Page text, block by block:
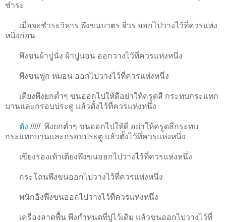
ชำระ
เมื่อจะชำระวิหาร พึงขนบาตร จีวร ออกไปวางไว้ที่ควรแห่ง
หนึ่งก่อน
พึงขนผ้าปูนั่ง ผ้าปูนอน ออกวางไว้ที่ควรแห่งหนึ่ง
พึงขนฟูก หมอน ออกไปวางไว้ที่ควรแห่งหนึ่ง
เตียงพึงยกต่ำๆ ขนออกไปให้ดีอย่าให้ครูดสี กระทบกระแทก
บานและกรอบประตู แล้วตั้งไว้ที่ควรแห่งหนึ่ง
ตั่ง ///// พึงยกต่ำๆ ขนออกไปให้ดี อย่าให้ครูดสีกระทบ
กระแทกบานและกรอบประตู แล้วตั้งไว้ที่ควรแห่งหนึ่ง
เขียงรองเท้าเตียงพึงขนออกไปวางไว้ที่ควรแห่งหนึ่ง
กระโถนพึงขนออกไปวางไว้ที่ควรแห่งหนึ่ง
พนักอิงพึงขนออกไปวางไว้ที่ควรแห่งหนึ่ง
เครื่องลาดพื้น พึงกำหนดที่ปูไว้เดิม แล้วขนออกไปวางไว้ที่